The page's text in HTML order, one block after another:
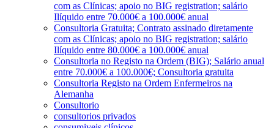
com as Clínicas; apoio no BIG registration; salário
Ilíquido entre 70.000€ a 100.000€ anual
Consultoria Gratuita; Contrato assinado diretamente
com as Clínicas; apoio no BIG registration; salário
Ilíquido entre 80.000€ a 100.000€ anual
Consultoria no Registo na Ordem (BIG); Salário anual
entre 70.000€ a 100.000€; Consultoria gratuita
Consultoria Registo na Ordem Enfermeiros na
Alemanha
Consultorio
consultorios privados